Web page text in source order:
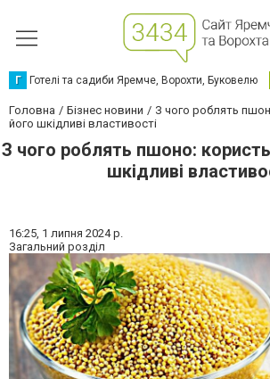
Г Готелі та садиби Яремче, Ворохти, Буковелю
Головна Бізнес новини
З чого роблять
його шкідливі властивості
З чого роблять пшоно:
шкідливі
16:25, 1 липня 2024 р.
Загальний розділ